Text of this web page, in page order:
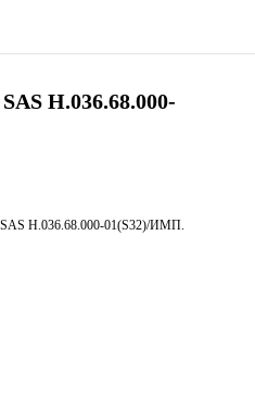
Н.036.68.000-
SAS Н.036.68.000-01(S32)/ИМП.